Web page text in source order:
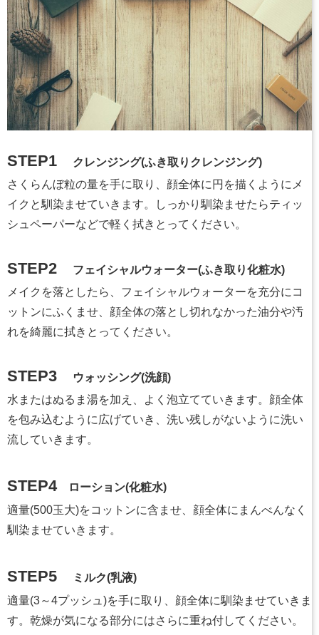
STEP1
クレンジング(ふき取りクレンジング)
さくらんぼ粒の量を手に取り、顔全体に円を描くようにメ
イクと馴染ませていきます。しっかり馴染ませたらティッ
シュペーパーなどで軽く拭きとってください。
STEP2
フェイシャルウォーター(ふき取り化粧水)
メイクを落としたら、フェイシャルウォーターを充分にコ
ットンにふくませ、顔全体の落とし切れなかった油分や汚
れを綺麗に拭きとってください。
STEP3
ウォッシング(洗顔)
水またはぬるま湯を加え、よく泡立てていきます。顔全体
を包み込むように広げていき、洗い残しがないように洗い
流していきます。
STEP4ローション(化粧水)
適量(500玉大)をコットンに含ませ、顔全体にまんべんなく
馴染ませていきます。
STEP5
ミルク(乳液)
適量(3～4プッシュ)を手に取り、顔全体に馴染ませていきま
す。乾燥が気になる部分にはさらに重ね付してください。